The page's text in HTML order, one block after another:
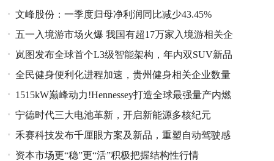
济相关企业超7.9万家
文峰股份：一季度归母净利润同比减少43.45%
五一入境游市场火爆 我国有超17万家入境游相关企
业
岚图发布全球首个L3级智能架构，年内双SUV新品
蓄势待发
全民健身便利化进程加速，贵州健身相关企业数量
全国领先
1515kW巅峰动力!Hennessey打造全球最强量产内燃
机
宁德时代三大电池革新，开启新能源多核纪元
禾赛科技发布千厘眼方案及新品，重塑自动驾驶感
知格局
资本市场更“稳”更“活”积极把握结构性行情